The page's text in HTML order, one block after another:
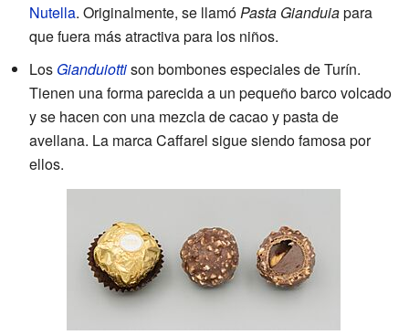
Nutella. Originalmente, se llamó Pasta Gianduiapara
que fuera más atractiva para los niños.
Los Gianduiottison bombones especiales de Turín.
Tienen una forma parecida a un pequeño barco volcado
y se hacen con una mezcla de cacao y pasta de
avellana. La marca Caffarel sigue siendo famosa por
ellos.